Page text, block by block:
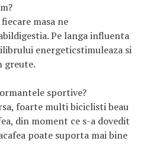
masa ne
Pe langa influenta
energeticstimuleaza si
greute.
sportive?
foarte multi biciclisti beau
din moment ce s-a dovedit
poate suporta mai bine